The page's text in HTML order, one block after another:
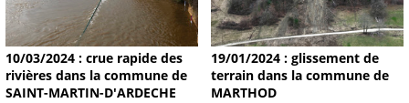
10/03/2024 : crue rapide des
rivières dans la commune de
SAINT-MARTIN-D'ARDECHE
19/01/2024 : glissement de
terrain dans la commune de
MARTHOD